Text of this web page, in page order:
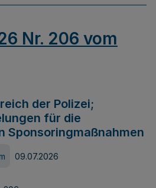
Nr. 206 vom
der Polizei;
für die
Sponsoringmaßnahmen
09.07.2026